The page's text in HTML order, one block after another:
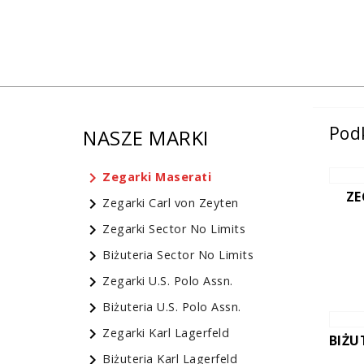
NASZE MARKI
chevron_right Zegarki Maserati
chevron_right Zegarki Carl von Zeyten
chevron_right Zegarki Sector No Limits
chevron_right Biżuteria Sector No Limits
chevron_right Zegarki U.S. Polo Assn.
chevron_right Biżuteria U.S. Polo Assn.
chevron_right Zegarki Karl Lagerfeld
chevron_right Biżuteria Karl Lagerfeld